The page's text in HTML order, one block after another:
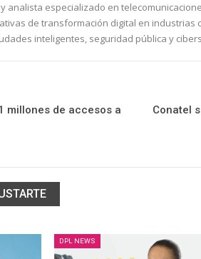
analista especializado en
de transformación digital en
inteligentes, seguridad pública y
millones de accesos a
Conatel
DPL NEWS